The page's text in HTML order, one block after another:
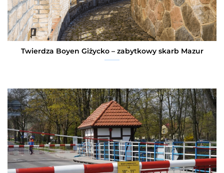
Twierdza Boyen Giżycko – zabytkowy skarb Mazur